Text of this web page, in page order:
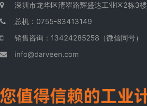
深圳市龙华区清翠路辉盛达工业区2栋3楼
总机：0755-83413149
销售咨询：13424285258（微信同号）
info@darveen.com